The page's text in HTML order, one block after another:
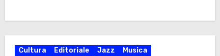
Cultura Editoriale Jazz
Musica